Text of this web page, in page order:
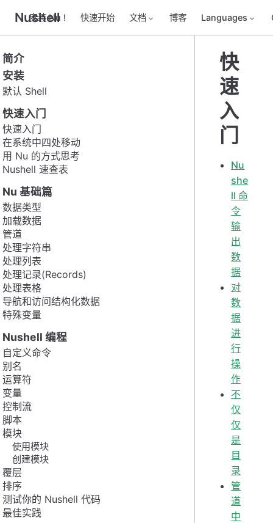
Nushell
安装 Nu ! 快速开始 文档 博客 Languages
简介
安装
默认 Shell
快速入门
快速入门
在系统中四处移动
用 Nu 的方式思考
Nushell 速查表
Nu 基础篇
数据类型
加载数据
管道
处理字符串
处理列表
处理记录(Records)
处理表格
导航和访问结构化数据
特殊变量
Nushell 编程
自定义命令
别名
运算符
变量
控制流
脚本
模块
使用模块
创建模块
覆层
排序
测试你的 Nushell 代码
最佳实践
快
速
入
门
Nu
she
ll 命
令
输
出
数
据
对
数
据
进
行
操
作
不
仅
仅
是
目
录
管
道
中